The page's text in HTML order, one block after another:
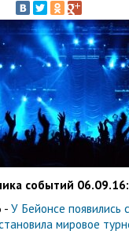
событий 06.09.16:
-У Бейонсе появились
мировое